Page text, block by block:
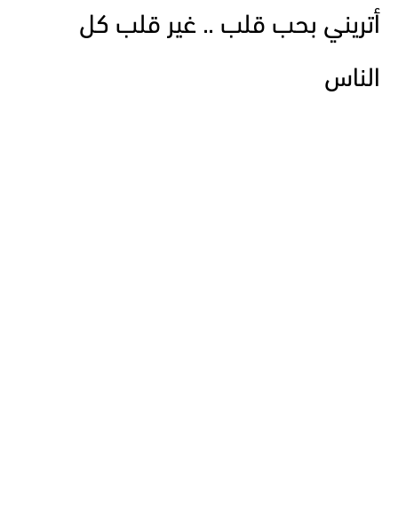
أتريني بحب قلب .. غير قلب كل
الناس